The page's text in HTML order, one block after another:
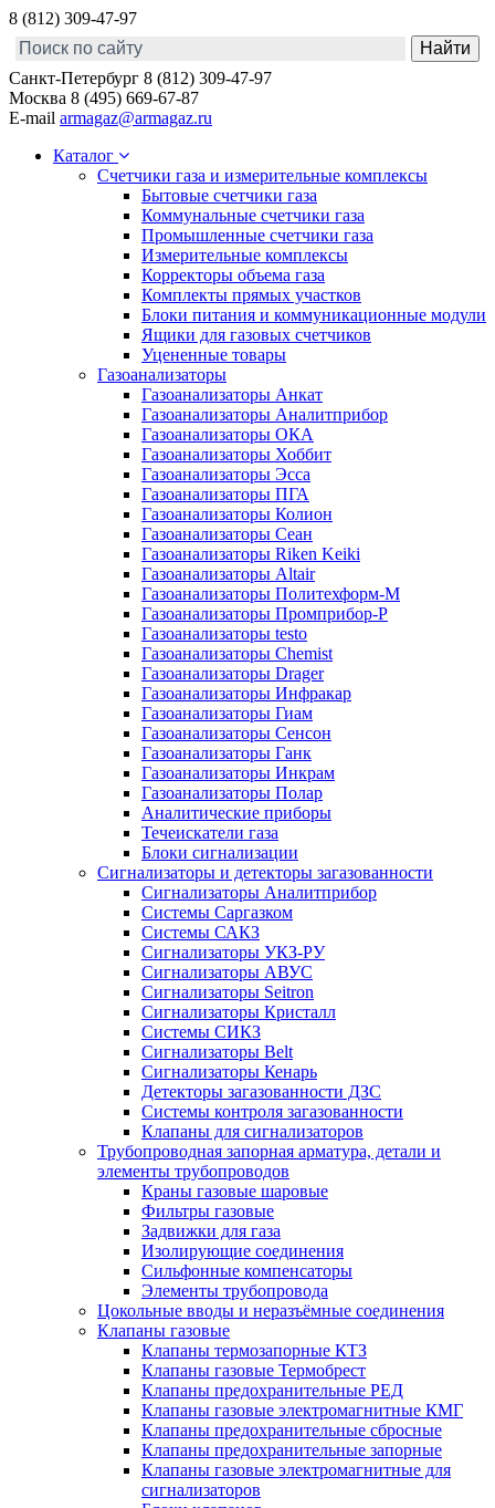
8 (812) 309-47-97
Санкт-Петербург 8 (812) 309-47-97
Москва 8 (495) 669-67-87
E-mail armagaz@armagaz.ru
Каталог
Счетчики газа и измерительные комплексы
Бытовые счетчики газа
Коммунальные счетчики газа
Промышленные счетчики газа
Измерительные комплексы
Корректоры объема газа
Комплекты прямых участков
Блоки питания и коммуникационные модули
Ящики для газовых счетчиков
Уцененные товары
Газоанализаторы
Газоанализаторы Анкат
Газоанализаторы Аналитприбор
Газоанализаторы ОКА
Газоанализаторы Хоббит
Газоанализаторы Эсса
Газоанализаторы ПГА
Газоанализаторы Колион
Газоанализаторы Сеан
Газоанализаторы Riken Keiki
Газоанализаторы Altair
Газоанализаторы Политехформ-М
Газоанализаторы Промприбор-Р
Газоанализаторы testo
Газоанализаторы Chemist
Газоанализаторы Drager
Газоанализаторы Инфракар
Газоанализаторы Гиам
Газоанализаторы Сенсон
Газоанализаторы Ганк
Газоанализаторы Инкрам
Газоанализаторы Полар
Аналитические приборы
Течеискатели газа
Блоки сигнализации
Сигнализаторы и детекторы загазованности
Сигнализаторы Аналитприбор
Системы Саргазком
Системы САКЗ
Сигнализаторы УКЗ-РУ
Сигнализаторы АВУС
Сигнализаторы Seitron
Сигнализаторы Кристалл
Системы СИКЗ
Сигнализаторы Belt
Сигнализаторы Кенарь
Детекторы загазованности ДЗС
Системы контроля загазованности
Клапаны для сигнализаторов
Трубопроводная запорная арматура, детали и
элементы трубопроводов
Краны газовые шаровые
Фильтры газовые
Задвижки для газа
Изолирующие соединения
Сильфонные компенсаторы
Элементы трубопровода
Цокольные вводы и неразъёмные соединения
Клапаны газовые
Клапаны термозапорные КТЗ
Клапаны газовые Термобрест
Клапаны предохранительные РЕД
Клапаны газовые электромагнитные КМГ
Клапаны предохранительные сбросные
Клапаны предохранительные запорные
Клапаны газовые электромагнитные для
сигнализаторов